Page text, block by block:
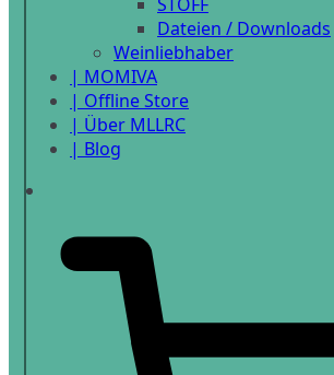
Dateien / Downloads
Weinliebhaber
| MOMIVA
| Offline Store
| Über MLLRC
| Blog